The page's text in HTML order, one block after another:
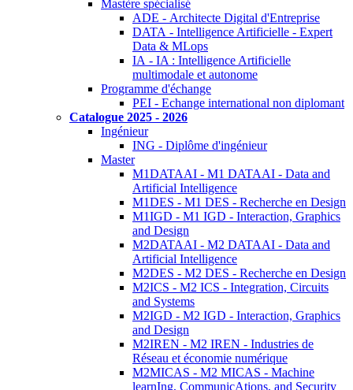
Mastère spécialisé
ADE - Architecte Digital d'Entreprise
DATA - Intelligence Artificielle - Expert
Data & MLops
IA - IA : Intelligence Artificielle
multimodale et autonome
Programme d'échange
PEI - Echange international non diplomant
Catalogue 2025 - 2026
Ingénieur
ING - Diplôme d'ingénieur
Master
M1DATAAI - M1 DATAAI - Data and
Artificial Intelligence
M1DES - M1 DES - Recherche en Design
M1IGD - M1 IGD - Interaction, Graphics
and Design
M2DATAAI - M2 DATAAI - Data and
Artificial Intelligence
M2DES - M2 DES - Recherche en Design
M2ICS - M2 ICS - Integration, Circuits
and Systems
M2IGD - M2 IGD - Interaction, Graphics
and Design
M2IREN - M2 IREN - Industries de
Réseau et économie numérique
M2MICAS - M2 MICAS - Machine
learnIng, CommunicAtions, and Security